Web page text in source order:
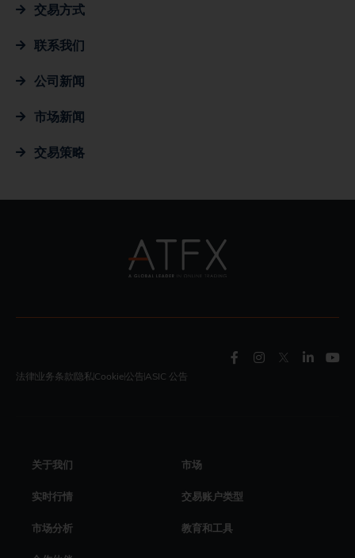
交易方式
联系我们
公司新闻
市场新闻
交易策略
法律 业务条款 隐私 Cookie公告 ASIC 公告
关于我们 市场
实时行情 交易账户类型
市场分析 教育和工具